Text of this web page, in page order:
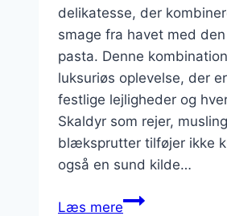
delikatesse, der
smage fra havet med
pasta. Denne
luksuriøs oplevelse, der
festlige lejligheder og
Skaldyr som rejer,
blæksprutter tilføjer ikke
også en sund kilde…
Læs merePastaretter